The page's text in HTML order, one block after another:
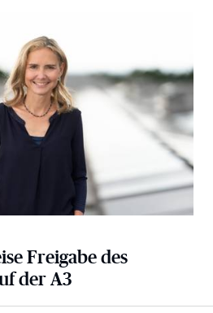
Freigabe des
der A3